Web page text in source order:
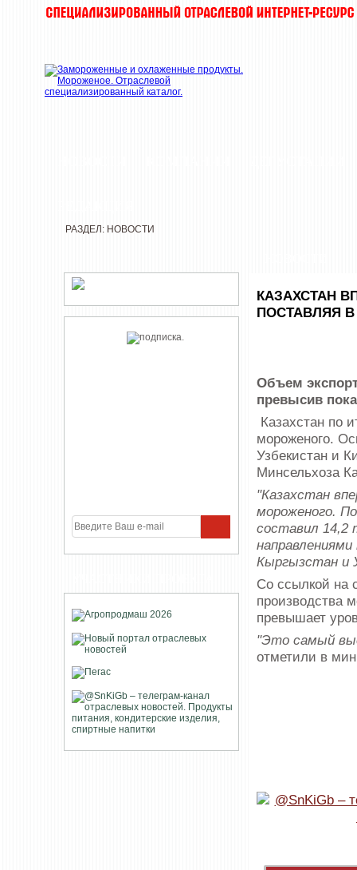
РАЗДЕЛ: НОВОСТИ
КАЗАХСТАН
ПОСТАВЛЯЯ
Объем
превысив
Казахстан по
мороженого.
Узбекистан и
Минсельхоза
"Казахстан
мороженого.
составил 14,2
Кыргызстан и
Со ссылкой на
производства
превышает
"Это самый
отметили в